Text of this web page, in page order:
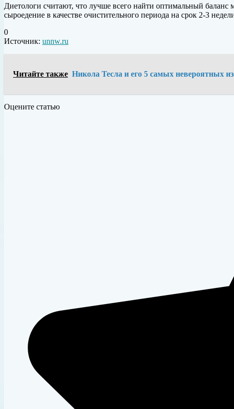
Диетологи считают, что лучше всего найти оптимальный
сыроедение в качестве очистительного периода на срок 2-3
0
Источник: unnw.ru
Читайте также Никола Тесла и его 5 самых невероятных
Оцените статью